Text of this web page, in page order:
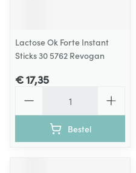
Lactose Ok Forte Instant
Sticks 30 5762 Revogan
€ 17,35
Bestel